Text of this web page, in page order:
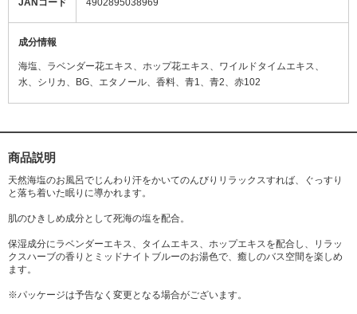
JANコード 4902895038969
成分情報
海塩、ラベンダー花エキス、ホップ花エキス、ワイルドタイムエキス、
水、シリカ、BG、エタノール、香料、青1、青2、赤102
商品説明
天然海塩のお風呂でじんわり汗をかいてのんびりリラックスすれば、ぐっすり
と落ち着いた眠りに導かれます。
肌のひきしめ成分として死海の塩を配合。
保湿成分にラベンダーエキス、タイムエキス、ホップエキスを配合し、リラッ
クスハーブの香りとミッドナイトブルーのお湯色で、癒しのバス空間を楽しめ
ます。
※パッケージは予告なく変更となる場合がございます。